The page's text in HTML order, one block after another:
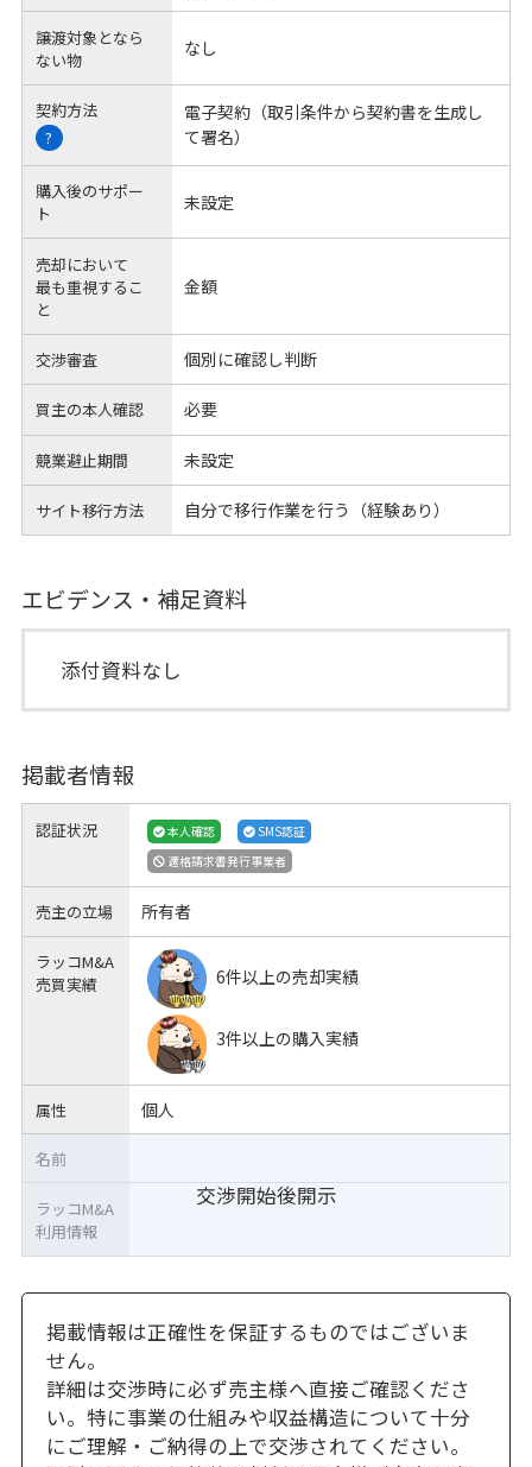
譲渡対象となら
ない物
なし
契約方法
?
電子契約（取引条件から契約書を生成し
て署名）
購入後のサポー
ト
未設定
売却において
最も重視するこ
と
金額
交渉審査 個別に確認し判断
買主の本人確認 必要
競業避止期間 未設定
サイト移行方法 自分で移行作業を行う（経験あり）
エビデンス・補足資料
添付資料なし
掲載者情報
認証状況 本人確認
SMS認証
適格請求書発行事業者
売主の立場 所有者
ラッコM&A
売買実績
6件以上の売却実績
3件以上の購入実績
属性 個人
交渉開始後開示
名前
ラッコM&A
利用情報
掲載情報は正確性を保証するものではございま
せん。
詳細は交渉時に必ず売主様へ直接ご確認くださ
い。特に事業の仕組みや収益構造について十分
にご理解・ご納得の上で交渉されてください。